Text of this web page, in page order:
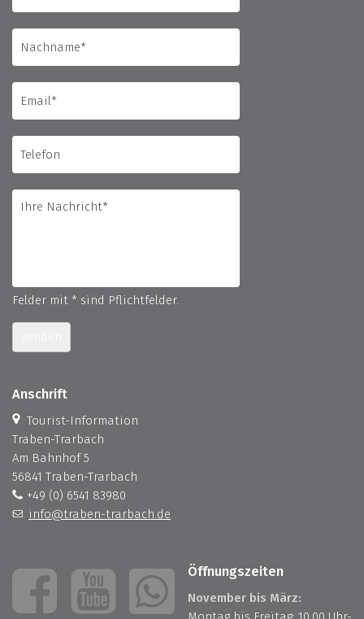
Felder mit * sind Pflichtfelder.
Anschrift
Tourist-Information
Traben-Trarbach
Am Bahnhof 5
56841 Traben-Trarbach
+49 (0) 6541 83980
info@traben-trarbach.de
Öffnungszeiten
November bis März: